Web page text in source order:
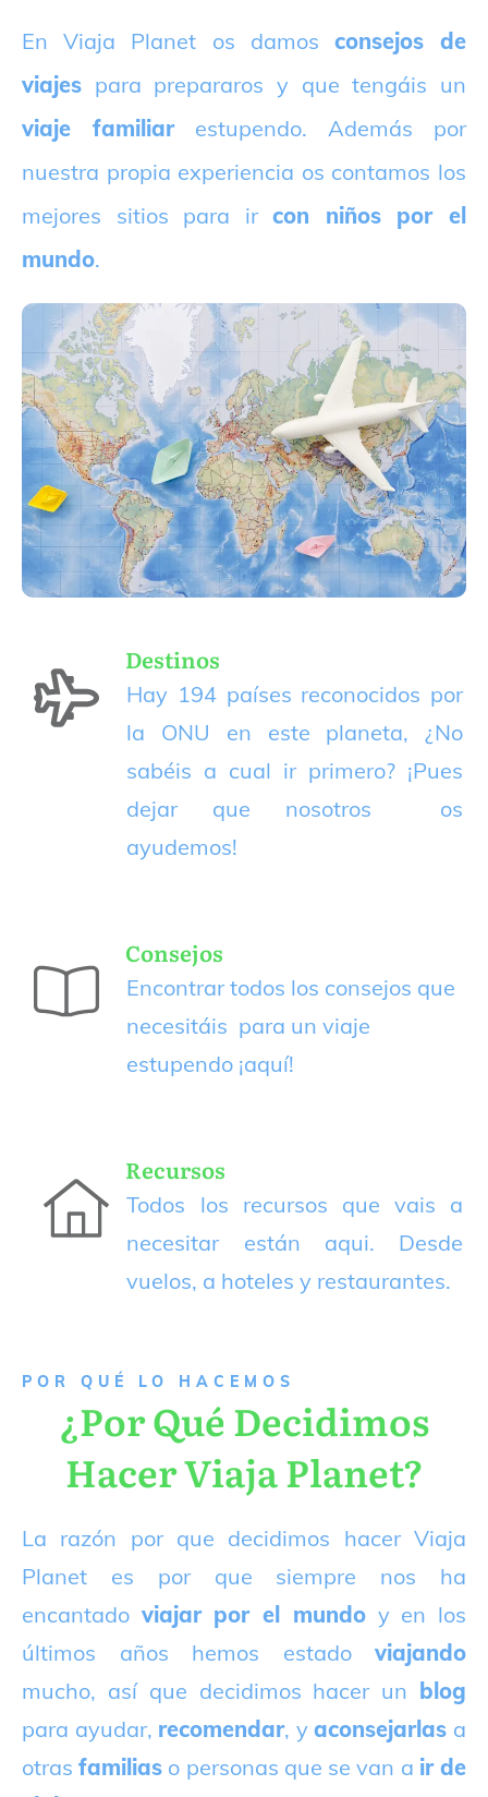
En Viaja Planet os damos consejos de
viajes para prepararos y que tengáis un
viaje familiarestupendo. Además por
nuestra propia experiencia os contamos los
mejores sitios para ircon niños por el
mundo.
Destinos
Hay 194 países reconocidos por
la ONU en este planeta, ¿No
sabéis a cual ir primero? ¡Pues
dejar que nosotros os
ayudemos!
Consejos
Encontrar todos los consejos que
necesitáis para un viaje
estupendo ¡aquí!
Recursos
Todos los recursos que vais a
necesitar están aqui. Desde
vuelos, a hoteles y restaurantes.
P OR QUÉ LO HACEMOS
¿Por Qué Decidimos
Hacer Viaja Planet?
La razón por que decidimos hacer Viaja
Planet es por que siempre nos ha
encantado viajar por el mundoy en los
últimos años hemos estado viajando
mucho, así que decidimos hacer un blog
para ayudar, recomendar, yaconsejarlas a
otrasfamilias o personas que se van a ir de